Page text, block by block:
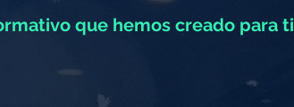
que hemos creado para ti